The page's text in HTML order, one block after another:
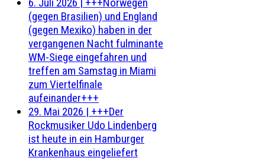
(gegen Brasilien) und England
(gegen Mexiko) haben in der
vergangenen Nacht fulminante
WM-Siege eingefahren und
treffen am Samstag in Miami
zum Viertelfinale
aufeinander+++
29. Mai 2026 | +++Der
Rockmusiker Udo Lindenberg
ist heute in ein Hamburger
Krankenhaus eingeliefert